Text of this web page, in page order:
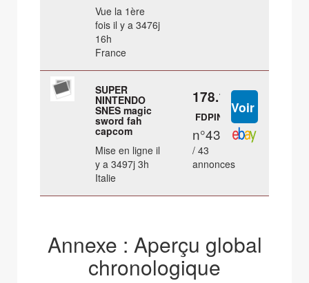
Vue la 1ère
fois il y a 3476j
16h
France
SUPER
NINTENDO
SNES magic
sword fah
capcom
Mise en ligne il
y a 3497j 3h
Italie
178.17 €
FDPIN
n°43
/ 43
annonces
Annexe : Aperçu global
chronologique